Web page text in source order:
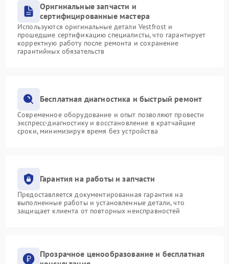
Оригинальные запчасти и
сертифицированные мастера
Используются оригинальные детали Vestfrost и
прошедшие сертификацию специалисты, что гарантирует
корректную работу после ремонта и сохранение
гарантийных обязательств
Бесплатная диагностика и быстрый ремонт
Современное оборудование и опыт позволяют провести
экспресс-диагностику и восстановление в кратчайшие
сроки, минимизируя время без устройства
Гарантия на работы и запчасти
Предоставляется документированная гарантия на
выполненные работы и установленные детали, что
защищает клиента от повторных неисправностей
Прозрачное ценообразование и бесплатная